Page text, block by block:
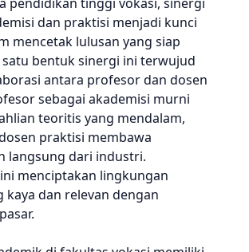
dan praktisi menjadi kunci
mencetak lulusan yang siap
satu bentuk sinergi ini terwujud
antara profesor dan dosen
sebagai akademisi murni
teoritis yang mendalam,
praktisi membawa
langsung dari industri.
menciptakan lingkungan
kaya dan relevan dengan